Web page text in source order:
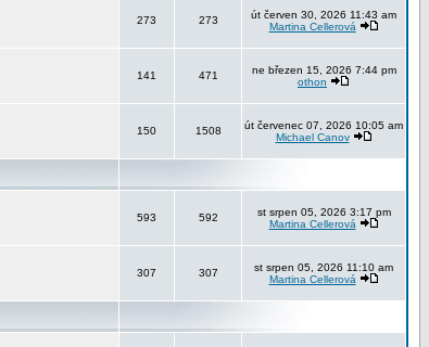
273 273
út červen 30, 2026 11:43 am
Martina Cellerová
141 471
ne březen 15, 2026 7:44 pm
othon
150 1508
út červenec 07, 2026 10:05 am
Michael Canov
593 592
st srpen 05, 2026 3:17 pm
Martina Cellerová
307 307
st srpen 05, 2026 11:10 am
Martina Cellerová